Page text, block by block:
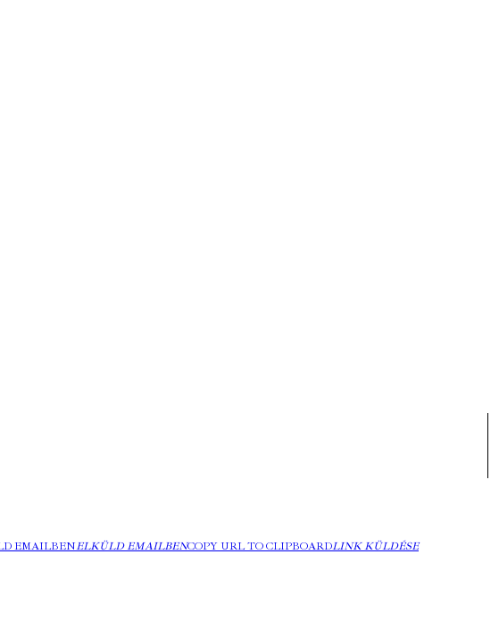
EMAILBENELKÜLD EMAILBENCOPY URL TO CLIPBOARDLINK KÜLDÉSE